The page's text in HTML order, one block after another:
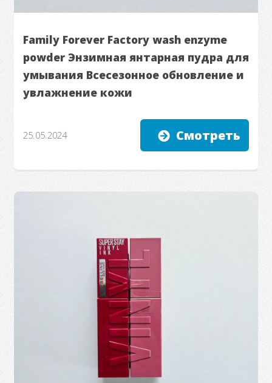
Family Forever Factory wash enzyme
powder Энзимная янтарная пудра для
умывания Всесезонное обновление и
увлажнение кожи
25.05.2024 Смотреть